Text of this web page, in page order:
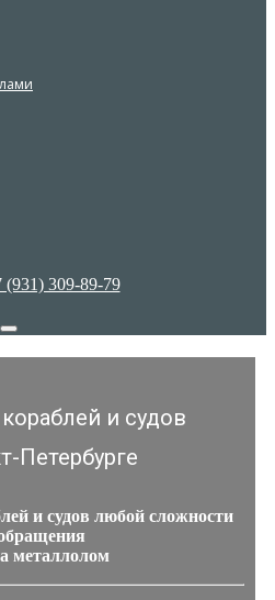
(931) 309-89-79
и судов
Петербурге
и судов любой сложности
металлолом